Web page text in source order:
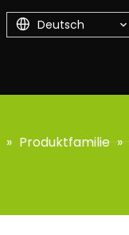
Deutsch
» Produktfamilie »